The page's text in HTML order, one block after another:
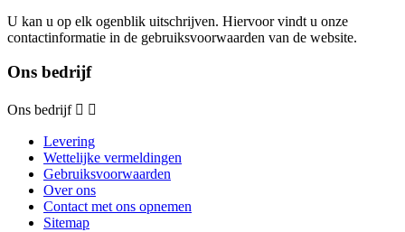
U kan u op elk ogenblik uitschrijven. Hiervoor vindt u onze
contactinformatie in de gebruiksvoorwaarden van de website.
Ons bedrijf
Ons bedrijf  
Levering
Wettelijke vermeldingen
Gebruiksvoorwaarden
Over ons
Contact met ons opnemen
Sitemap